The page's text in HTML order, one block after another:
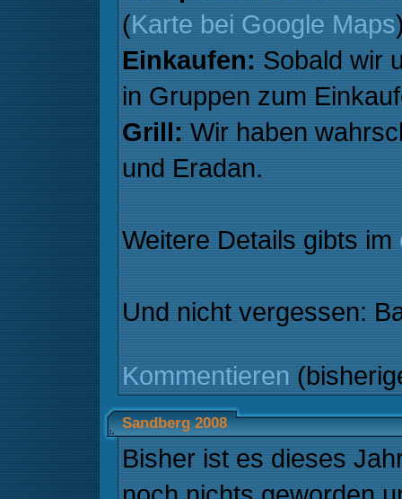
(Karte bei Google Maps
Einkaufen: Sobald wir
in Gruppen zum
Grill: Wir haben
und Eradan.
Weitere Details gibts im
Und nicht vergessen:
Kommentieren
Sandberg 2008
Bisher ist es dieses